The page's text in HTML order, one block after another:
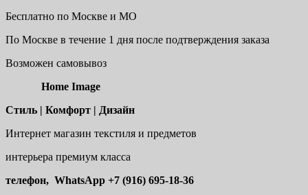
Бесплатно по Москве и МО
По Москве в течение 1 дня после подтверждения заказа
Возможен самовывоз
Home Image
Стиль | Комфорт | Дизайн
Интернет магазин текстиля и предметов
интерьера премиум класса
телефон, WhatsApp +7 (916) 695-18-36